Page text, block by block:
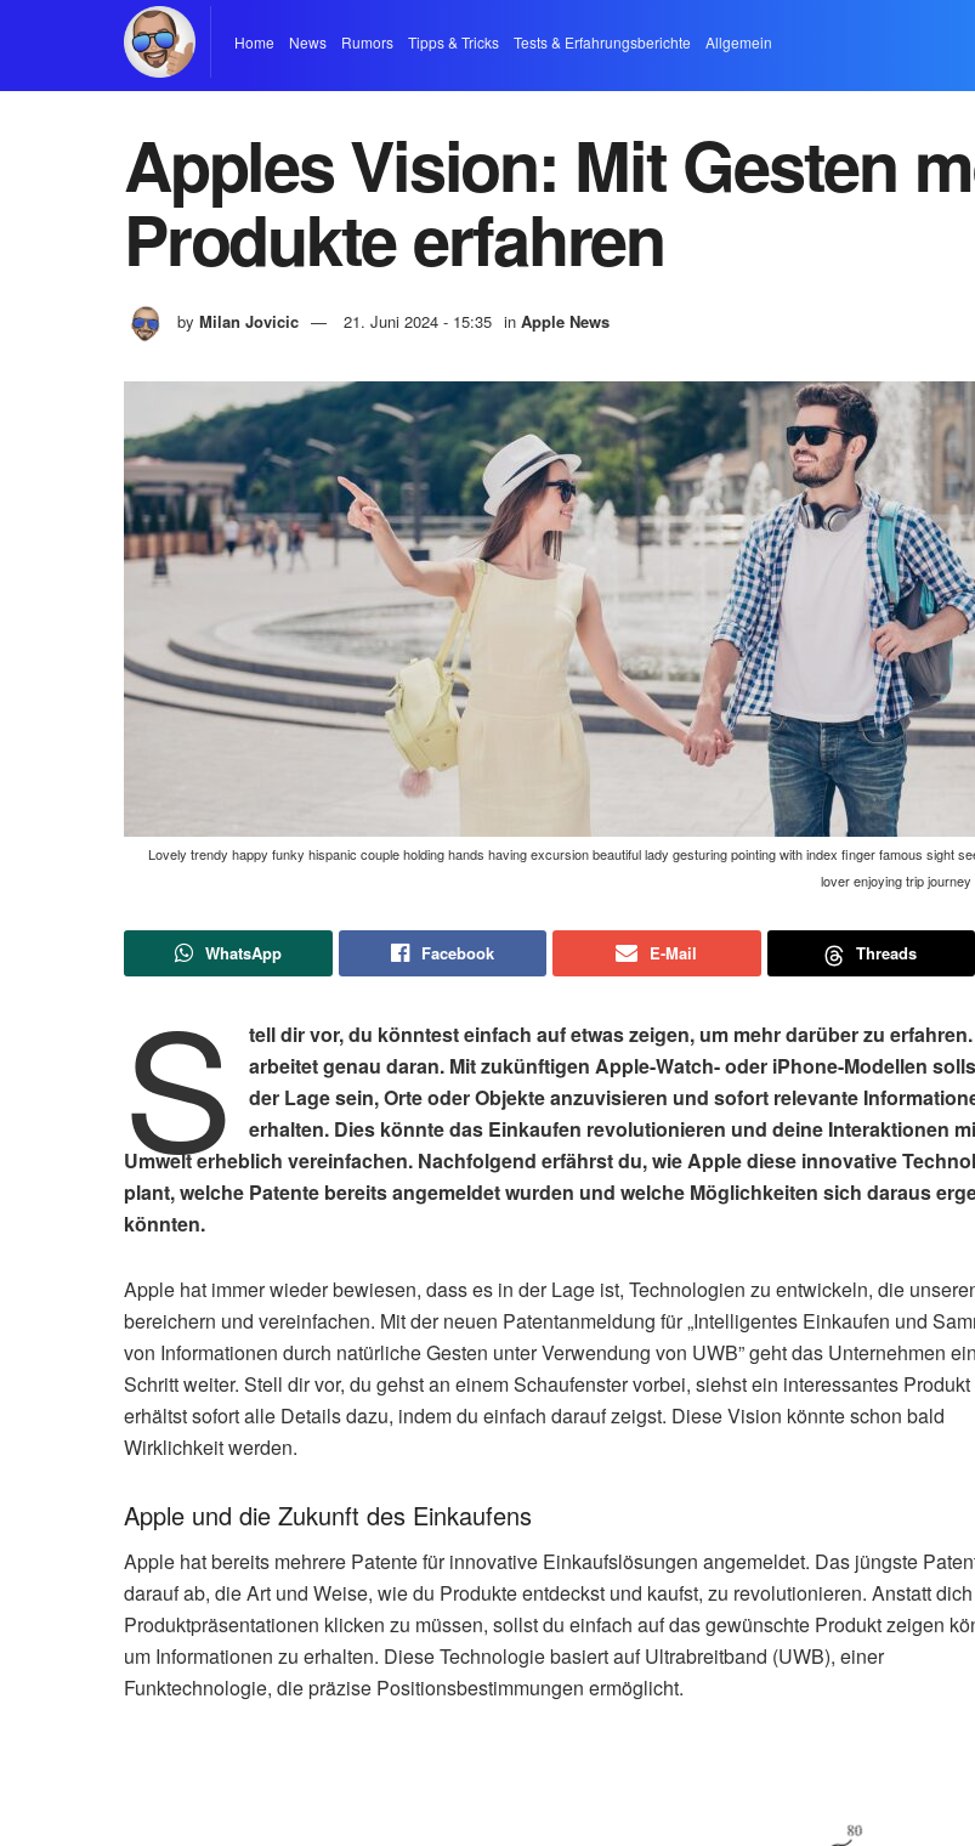
Home News Rumors Tipps & Tricks Tests & Erfahrungsberichte Allgemein
Apples Vision: Mit Gesten
Produkte erfahren
by Milan Jovicic 21. Juni 2024 - 15:35 in Apple News
Lovely trendy happy funky hispanic couple holding hands having excursion beautiful lady gesturing pointing with index finger famous sight
lover enjoying trip
WhatsApp Facebook E-Mail Threads
S
tell dir vor, du könntest einfach auf etwas zeigen, um mehr darüber zu
arbeitet genau daran. Mit zukünftigen Apple-Watch- oder iPhone-Modellen
der Lage sein, Orte oder Objekte anzuvisieren und sofort relevante
erhalten. Dies könnte das Einkaufen revolutionieren und deine Interaktionen
Umwelt erheblich vereinfachen. Nachfolgend erfährst du, wie Apple diese innovative
plant, welche Patente bereits angemeldet wurden und welche Möglichkeiten sich daraus
könnten.
Apple hat immer wieder bewiesen, dass es in der Lage ist, Technologien zu entwickeln, die
bereichern und vereinfachen. Mit der neuen Patentanmeldung für „Intelligentes Einkaufen und
von Informationen durch natürliche Gesten unter Verwendung von UWB” geht das Unternehmen
Schritt weiter. Stell dir vor, du gehst an einem Schaufenster vorbei, siehst ein interessantes Produkt
erhältst sofort alle Details dazu, indem du einfach darauf zeigst. Diese Vision könnte schon bald
Wirklichkeit werden.
Apple und die Zukunft des Einkaufens
Apple hat bereits mehrere Patente für innovative Einkaufslösungen angemeldet. Das jüngste
darauf ab, die Art und Weise, wie du Produkte entdeckst und kaufst, zu revolutionieren. Anstatt
Produktpräsentationen klicken zu müssen, sollst du einfach auf das gewünschte Produkt zeigen
um Informationen zu erhalten. Diese Technologie basiert auf Ultrabreitband (UWB), einer
Funktechnologie, die präzise Positionsbestimmungen ermöglicht.